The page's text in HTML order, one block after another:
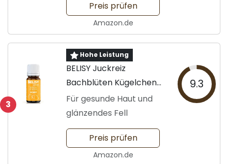
Preis prüfen
Amazon.de
3
Hohe Leistung
BELISY Juckreiz
Bachblüten Kügelchen
für Tiere
Für gesunde Haut und
glänzendes Fell
9.3
Preis prüfen
Amazon.de